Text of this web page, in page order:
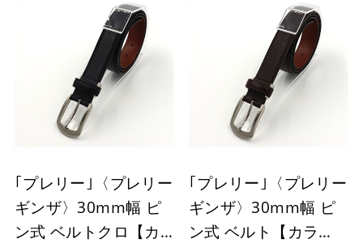
｢プレリー｣〈プレリー
ギンザ〉30mm幅 ピ
ン式 ベルトクロ【カ
｢プレリー｣〈プレリー
ギンザ〉30mm幅 ピ
ン式 ベルト【カラ